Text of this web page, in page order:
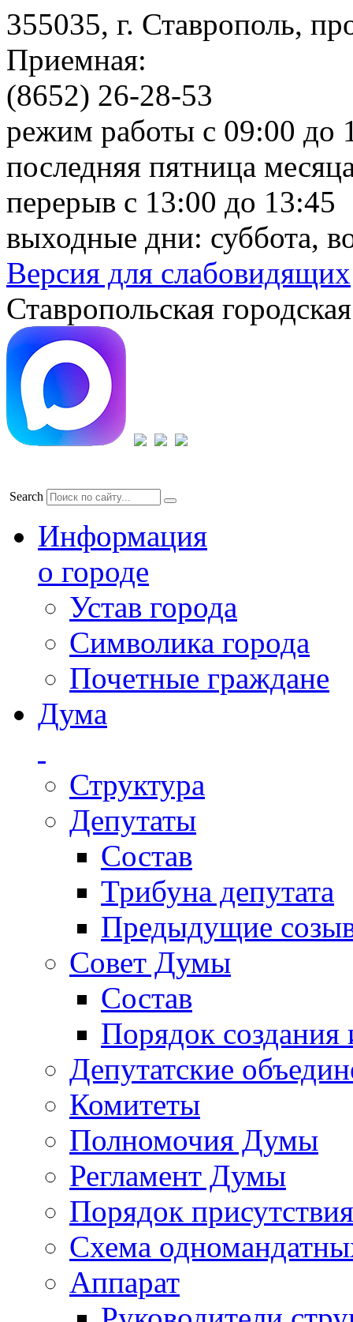
355035, г. Ставрополь,
Приемная:
(8652) 26-28-53
режим работы с 09:00 до
последняя пятница
перерыв с 13:00 до 13:45
выходные дни: суббота,
Версия для слабовидящих
Ставропольская
Search
Информация
о городе
Устав города
Символика города
Почетные граждане
Дума
Структура
Депутаты
Состав
Трибуна депутата
Предыдущие
Совет Думы
Состав
Порядок создания
Депутатские
Комитеты
Полномочия Думы
Регламент Думы
Порядок
Схема
Аппарат